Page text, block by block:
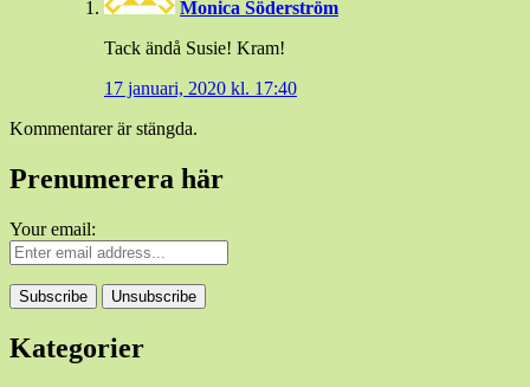
Monica Söderström
Tack ändå Susie! Kram!
17 januari, 2020 kl. 17:40
Kommentarer är stängda.
Prenumerera här
Your email:
Kategorier